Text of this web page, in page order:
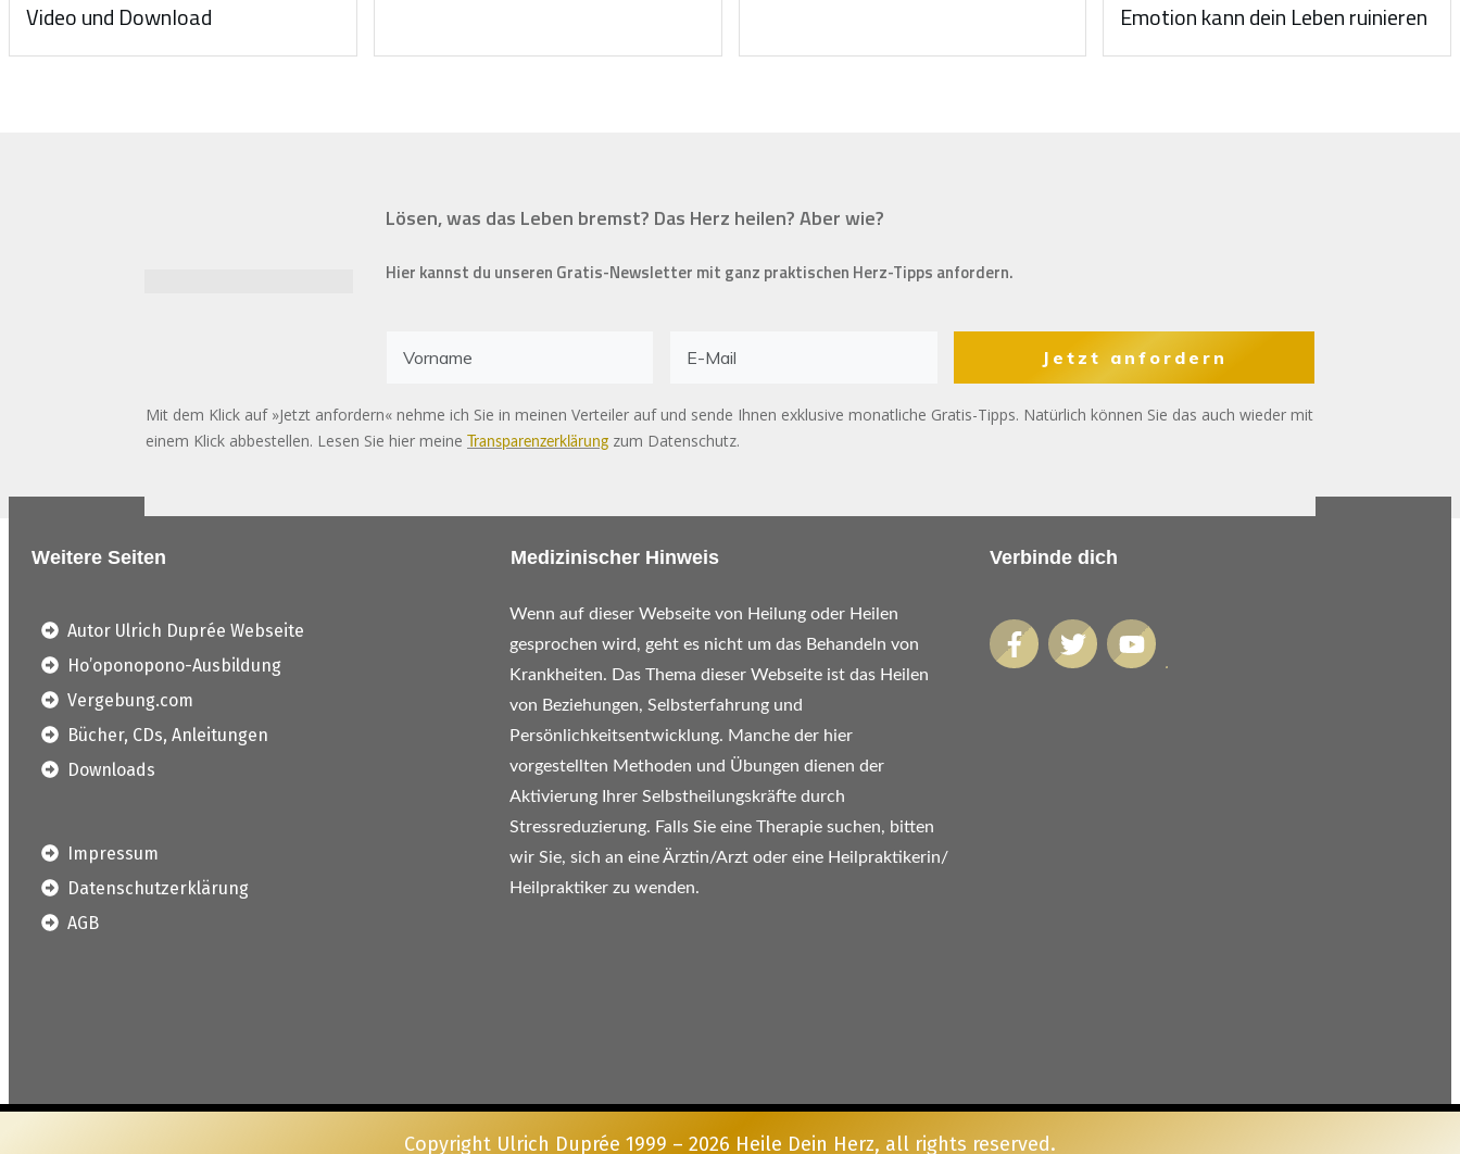
Video und Download
Emotion kann dein Leben ruinieren
Lösen, was das Leben bremst? Das Herz heilen? Aber wie?
Hier kannst du unseren Gratis-Newsletter mit ganz praktischen Herz-Tipps anfordern.
Jetzt anfordern
Mit dem Klick auf »Jetzt anfordern« nehme ich Sie in meinen Verteiler auf und sende Ihnen exklusive monatliche Gratis-Tipps. Natürlich können Sie das auch wieder mit
einem Klick abbestellen. Lesen Sie hier meine
Transparenzerklärung zum Datenschutz.
Weitere Seiten
Autor Ulrich Duprée Webseite
Ho’oponopono-Ausbildung
Vergebung.com
Bücher, CDs, Anleitungen
Downloads
Impressum
Datenschutzerklärung
AGB
Medizinischer Hinweis
Wenn auf dieser Webseite von Heilung oder Heilen
gesprochen wird, geht es nicht um das Behandeln von
Krankheiten. Das Thema dieser Webseite ist das Heilen
von Beziehungen, Selbsterfahrung und
Persönlichkeitsentwicklung. Manche der hier
vorgestellten Methoden und Übungen dienen der
Aktivierung Ihrer Selbstheilungskräfte durch
Stressreduzierung. Falls Sie eine Therapie suchen, bitten
wir Sie, sich an eine Ärztin/Arzt oder eine Heilpraktikerin/
Heilpraktiker zu wenden.
Verbinde dich
Copyright Ulrich Duprée 1999 – 2026 Heile Dein Herz, all rights reserved.